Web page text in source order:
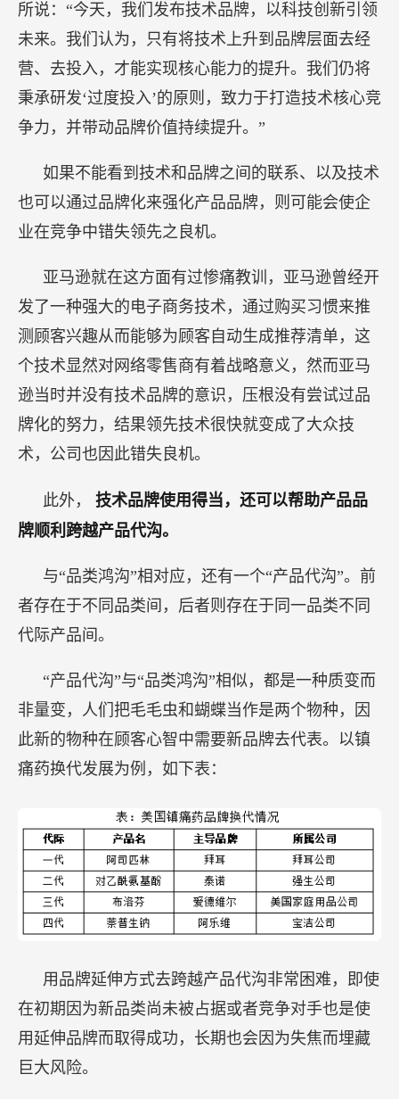
所说：“今天，我们发布技术品牌，以科技创新引领
未来。我们认为，只有将技术上升到品牌层面去经
营、去投入，才能实现核心能力的提升。我们仍将
秉承研发‘过度投入’的原则，致力于打造技术核心竞
争力，并带动品牌价值持续提升。”
如果不能看到技术和品牌之间的联系、以及技术
也可以通过品牌化来强化产品品牌，则可能会使企
业在竞争中错失领先之良机。
亚马逊就在这方面有过惨痛教训，亚马逊曾经开
发了一种强大的电子商务技术，通过购买习惯来推
测顾客兴趣从而能够为顾客自动生成推荐清单，这
个技术显然对网络零售商有着战略意义，然而亚马
逊当时并没有技术品牌的意识，压根没有尝试过品
牌化的努力，结果领先技术很快就变成了大众技
术，公司也因此错失良机。
此外， 技术品牌使用得当，还可以帮助产品品
牌顺利跨越产品代沟。
与“品类鸿沟”相对应，还有一个“产品代沟”。前
者存在于不同品类间，后者则存在于同一品类不同
代际产品间。
“产品代沟”与“品类鸿沟”相似，都是一种质变而
非量变，人们把毛毛虫和蝴蝶当作是两个物种，因
此新的物种在顾客心智中需要新品牌去代表。以镇
痛药换代发展为例，如下表：
用品牌延伸方式去跨越产品代沟非常困难，即使
在初期因为新品类尚未被占据或者竞争对手也是使
用延伸品牌而取得成功，长期也会因为失焦而埋藏
巨大风险。